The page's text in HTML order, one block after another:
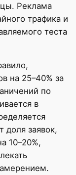
Реклама
трафика и
теста
на 25–40% за
по
в
доля заявок,
10–20%,